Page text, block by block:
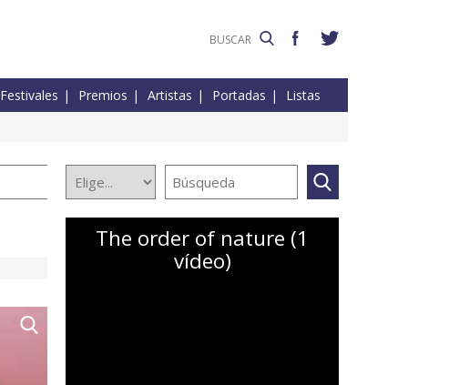
Festivales Premios Artistas Portadas Listas
The order of nature (1
vídeo)